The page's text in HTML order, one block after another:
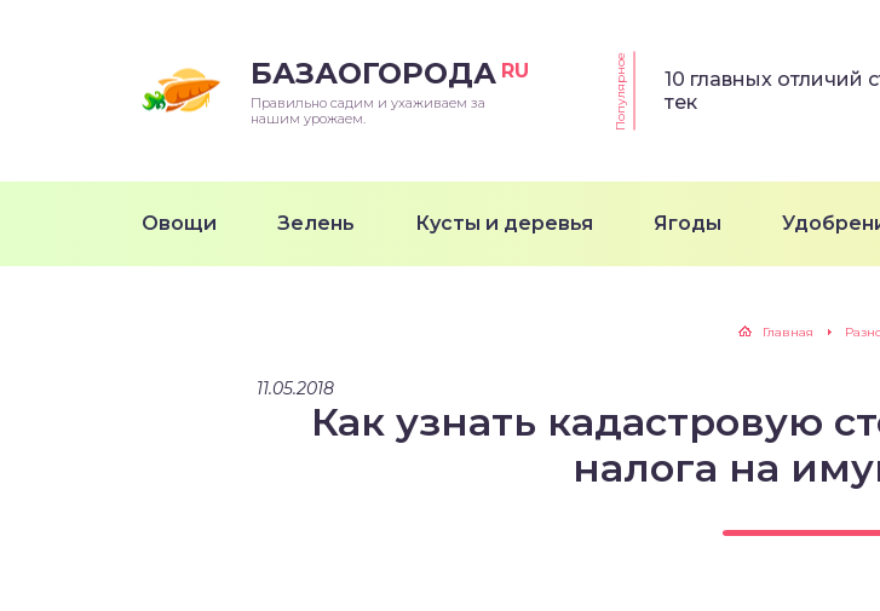
БАЗАОГОРОДА RU
Правильно садим и ухаживаем за
нашим урожаем.
Популярное
10 главных отличий
тек
Овощи Зелень Кусты и деревья Ягоды
Главная
11.05.2018
Как узнать кадастровую
налога на